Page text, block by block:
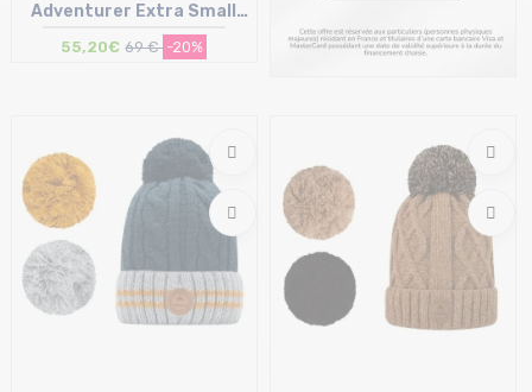
Adventurer Extra Small
/queretaro
55,20€ 69 € -20%